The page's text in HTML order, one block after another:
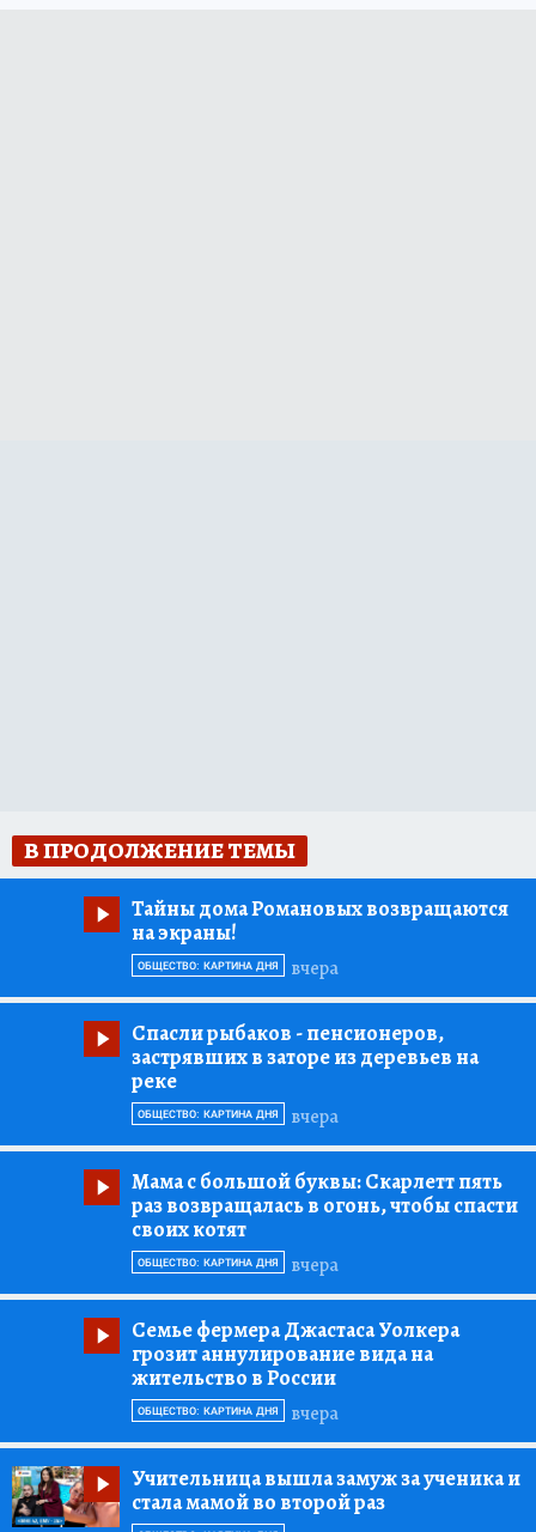
В ПРОДОЛЖЕНИЕ ТЕМЫ
Тайны дома Романовых возвращаются
на экраны!
вчера
ОБЩЕСТВО: КАРТИНА ДНЯ
Спасли рыбаков - пенсионеров,
застрявших в заторе из деревьев на
реке
вчера
ОБЩЕСТВО: КАРТИНА ДНЯ
Мама с большой буквы:Скарлетт пять
раз возвращалась в огонь, чтобы спасти
своих котят
вчера
ОБЩЕСТВО: КАРТИНА ДНЯ
Семье фермера Джастаса Уолкера
грозит аннулирование вида на
жительство в России
вчера
ОБЩЕСТВО: КАРТИНА ДНЯ
Учительница вышла замуж за ученика и
стала мамой во второй раз